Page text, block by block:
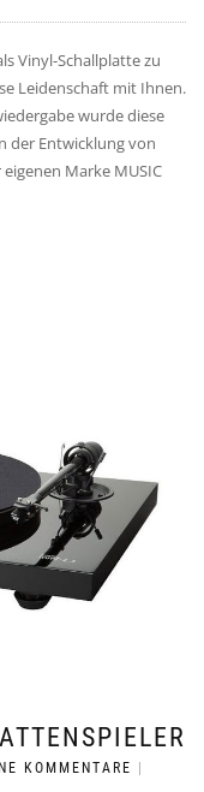
Vinyl-Schallplatte zu
Leidenschaft mit Ihnen.
wurde diese
der Entwicklung von
Marke MUSIC
KOMMENTARE